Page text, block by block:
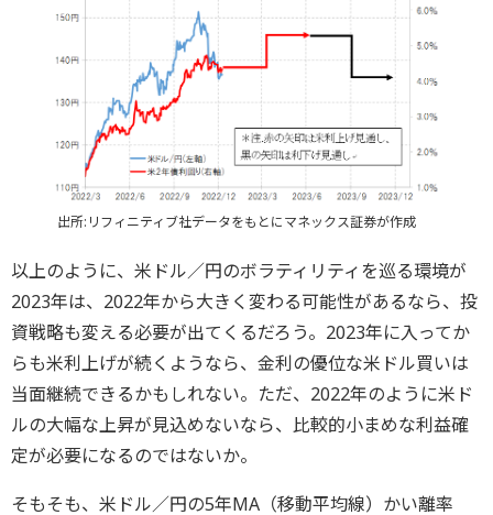
出所:リフィニティブ社データをもとにマネックス証券が作成
以上のように、米ドル／円のボラティリティを巡る環境が
2023年は、2022年から大きく変わる可能性があるなら、投
資戦略も変える必要が出てくるだろう。2023年に入ってか
らも米利上げが続くようなら、金利の優位な米ドル買いは
当面継続できるかもしれない。ただ、2022年のように米ド
ルの大幅な上昇が見込めないなら、比較的小まめな利益確
定が必要になるのではないか。
そもそも、米ドル／円の5年MA（移動平均線）かい離率